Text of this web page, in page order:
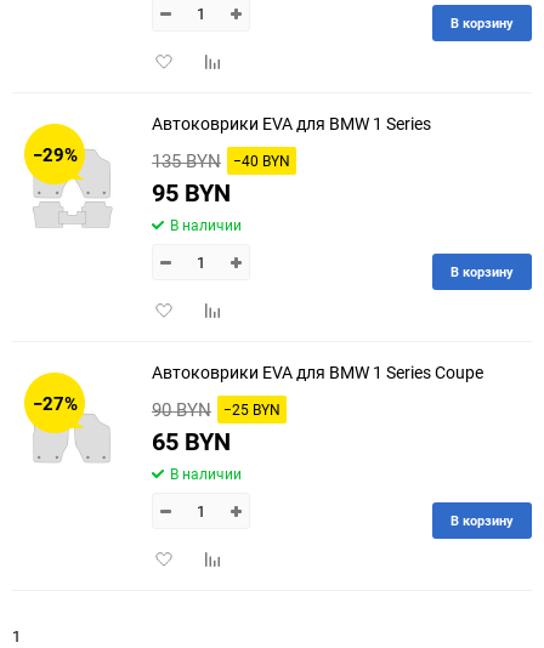
ДобавитьДобавить
В корзину
−29%
Автоковрики EVA для BMW 1 Series
135 BYN −40 BYN
95 BYN
В наличии
ДобавитьДобавить
В корзину
−27%
Автоковрики EVA для BMW 1 Series Coupe
90 BYN −25 BYN
65 BYN
В наличии
ДобавитьДобавить
В корзину
1